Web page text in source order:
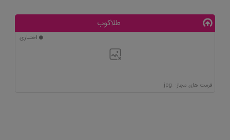
طلاکوب
اختیاری
فرمت های مجاز: .jpg